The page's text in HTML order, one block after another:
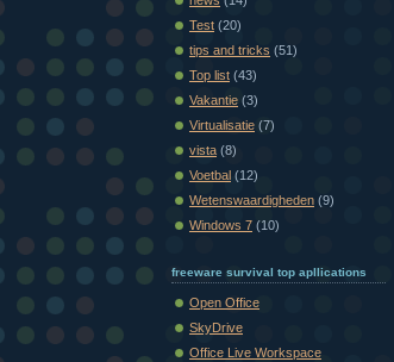
Test (20)
tips and tricks (51)
Top list (43)
Vakantie (3)
Virtualisatie (7)
vista (8)
Voetbal (12)
Wetenswaardigheden (9)
Windows 7 (10)
freeware survival top apllications
Open Office
SkyDrive
Office Live Workspace